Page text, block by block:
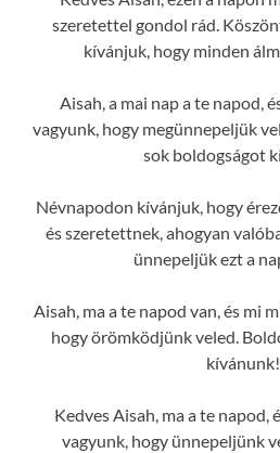
szeretettel gondol rád.
kívánjuk, hogy minden
Aisah, a mai nap a te napod,
vagyunk, hogy megünnepeljük
sok boldogságot
Névnapodon kívánjuk, hogy
és szeretettnek, ahogyan
ünnepeljük ezt a
Aisah, ma a te napod van, és mi
hogy örömködjünk veled.
kívánunk!
Kedves Aisah, ma a te
vagyunk, hogy ünnepeljünk